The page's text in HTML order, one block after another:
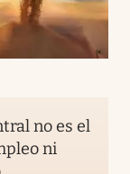
no es el
ni